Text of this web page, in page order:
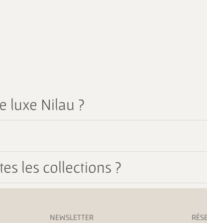
luxe Nilau ?
les collections ?
NEWSLETTER